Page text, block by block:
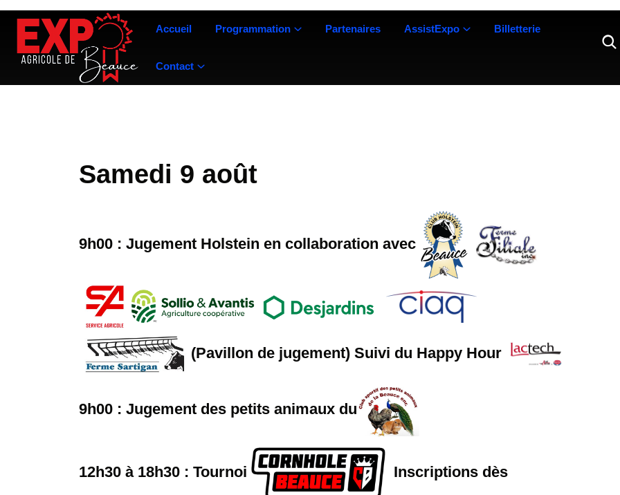
Accueil Programmation Partenaires AssistExpo Billetterie
Contact
Samedi 9 août
9h00 : Jugement Holstein en collaboration avec
(Pavillon de jugement) Suivi du Happy Hour
9h00 : Jugement des petits animaux du
12h30 à 18h30 : Tournoi Inscriptions dès